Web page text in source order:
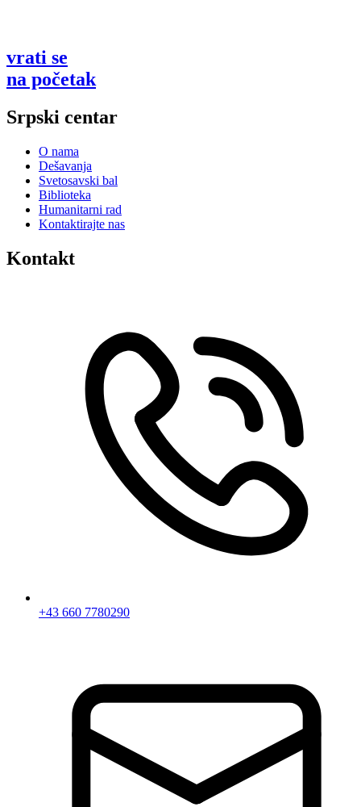
vrati se
na početak
Srpski centar
O nama
Dešavanja
Svetosavski bal
Biblioteka
Humanitarni rad
Kontaktirajte nas
Kontakt
+43 660 7780290